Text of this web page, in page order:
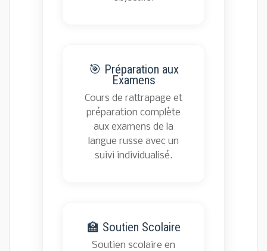
🎯 Préparation aux
Examens
Cours de rattrapage et
préparation complète
aux examens de la
langue russe avec un
suivi individualisé.
🏫 Soutien Scolaire
Soutien scolaire en